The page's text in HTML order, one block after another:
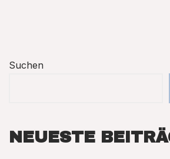
Suchen
NEUESTE